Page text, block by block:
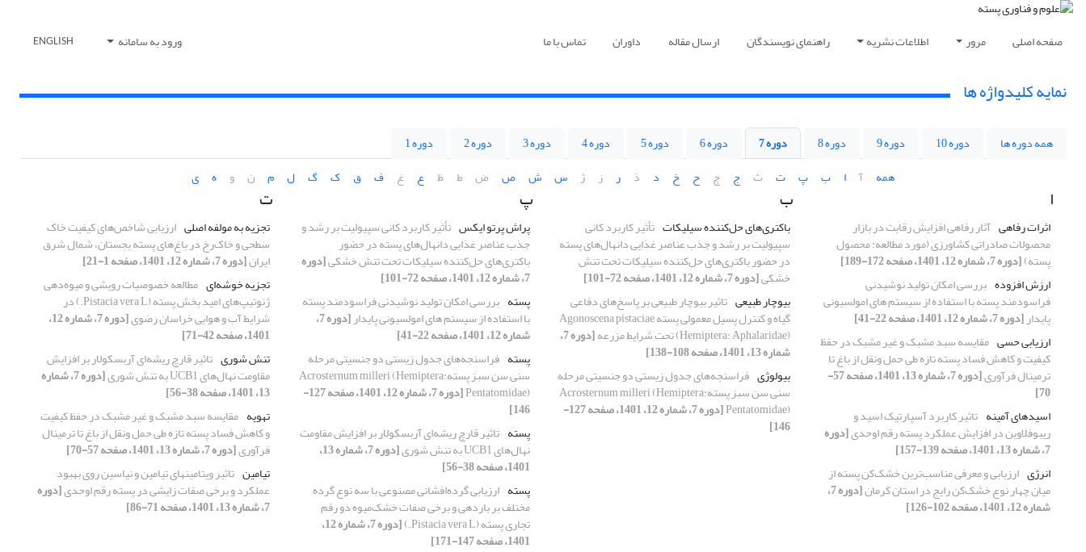
صفحه اصلی مرور اطلاعات نشریه راهنمای نویسندگان ارسال مقاله داوران تماس با ما ورود به سامانه ENGLISH
نمایه کلیدواژه ها
همه دوره ها دوره 10 دوره 9 دوره 8 دوره 7 دوره 6 دوره 5 دوره 4 دوره 3 دوره 2
دوره 1
همه
آ ا ب پ ت ث ج چ ح خ د ذ ر ز ژ س ش ص ض ط ظ ع غ ف ق ک گ ل م ن و ه ی
ا
اثرات رفاهی آثار رفاهی افزایش رقابت در بازار
محصولات صادراتی کشاورزی (مورد مطالعه: محصول
پسته)[دوره 7، شماره 12، 1401، صفحه 172-189]
ارزش افزوده بررسی امکان تولید نوشیدنی
فراسودمند پسته با استفاده از سیستم ‏های امولسیونی
پایدار[دوره 7، شماره 12، 1401، صفحه 22-41]
ارزیابی حسی مقایسه سبد مشبک و غیر مشبک در حفظ
کیفیت و کاهش فساد پسته تازه طی حمل ونقل از باغ تا
ترمینال فرآوری [دوره 7، شماره 13، 1401، صفحه 57-
70]
اسیدهای آمینه تاثیر کاربرد آسپارتیک اسید و
ریبوفلاوین در افزایش عملکرد پسته رقم اوحدی[دوره
7، شماره 13، 1401، صفحه 139-157]
انرژی‌ ارزیابی و معرفی مناسب‌ترین خشک‌کن پسته از
میان چهار نوع خشک‌کن رایج در استان کرمان [دوره 7،
شماره 12، 1401، صفحه 102-126]
ب
باکتری‌های حل‌کننده سیلیکات تأثیر کاربرد کانی
سپیولیت بر رشد و جذب عناصر غذایی دانهال‌های پسته
در حضور باکتری‌های حل‌کننده سیلیکات تحت تنش
خشکی[دوره 7، شماره 12، 1401، صفحه 72-101]
بیوچار طبیعی تاثیر بیوچار طبیعی بر پاسخ‌های دفاعی
گیاه و کنترل پسیل معمولی پسته Agonoscena pistaciae
(Hemiptera: Aphalaridae) تحت شرایط مزرعه [دوره 7،
شماره 13، 1401، صفحه 108-138]
بیولوژی فراسنجه‌های جدول زیستی دو جنسیتی مرحله
سنی سن سبز پستهAcrosternum milleri (Hemiptera:
Pentatomidae) [دوره 7، شماره 12، 1401، صفحه 127-
146]
پ
پراش پرتو ایکس تأثیر کاربرد کانی سپیولیت بر رشد و
جذب عناصر غذایی دانهال‌های پسته در حضور
باکتری‌های حل‌کننده سیلیکات تحت تنش خشکی[دوره
7، شماره 12، 1401، صفحه 72-101]
پسته بررسی امکان تولید نوشیدنی فراسودمند پسته
با استفاده از سیستم ‏های امولسیونی پایدار [دوره 7،
شماره 12، 1401، صفحه 22-41]
پسته فراسنجه‌های جدول زیستی دو جنسیتی مرحله
سنی سن سبز پستهAcrosternum milleri (Hemiptera:
Pentatomidae) [دوره 7، شماره 12، 1401، صفحه 127-
146]
پسته تاثیر قارچ ریشه‌ای آربسکولار بر افزایش مقاومت
نهال‌های UCB1 به تنش شوری [دوره 7، شماره 13،
1401، صفحه 38-56]
پسته ارزیابی گرده‌افشانی مصنوعی با سه نوع گرده
مختلف بر باردهی و برخی صفات خشک‌میوه دو رقم
تجاری پسته (Pistacia vera L.) [دوره 7، شماره 12،
1401، صفحه 147-171]
ت
تجزیه به مولفه اصلی ارزیابی شاخص‌های کیفیت خاک
سطحی و خاک‌رخ در باغ‌های پسته بجستان، شمال شرق
ایران[دوره 7، شماره 12، 1401، صفحه 1-21]
تجزیه خوشه‌ای مطالعه خصوصیات رویشی و میوه‌دهی
ژنوتیپ‌های امید بخش پسته (Pistacia vera L.) در
شرایط آب و هوایی خراسان رضوی [دوره 7، شماره 12،
1401، صفحه 42-71]
تنش شوری تاثیر قارچ ریشه‌ای آربسکولار بر افزایش
مقاومت نهال‌های UCB1 به تنش شوری [دوره 7، شماره
13، 1401، صفحه 38-56]
تهویه مقایسه سبد مشبک و غیر مشبک در حفظ کیفیت
و کاهش فساد پسته تازه طی حمل ونقل از باغ تا ترمینال
فرآوری[دوره 7، شماره 13، 1401، صفحه 57-70]
تیامین تاثیر ویتامین‏های تیامین و نیاسین روی بهبود
عملکرد و برخی صفات زایشی در پسته رقم اوحدی[دوره
7، شماره 13، 1401، صفحه 71-86]